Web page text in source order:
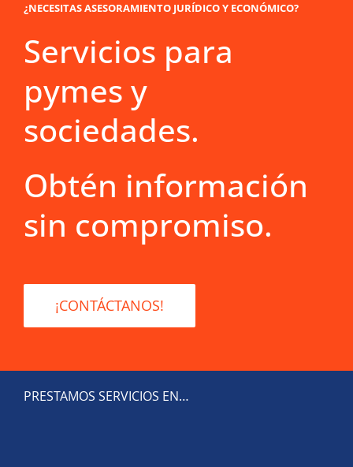
¿NECESITAS ASESORAMIENTO JURÍDICO Y ECONÓMICO?
Servicios para
pymes y
sociedades.
Obtén información
sin compromiso.
¡CONTÁCTANOS!
PRESTAMOS SERVICIOS EN…